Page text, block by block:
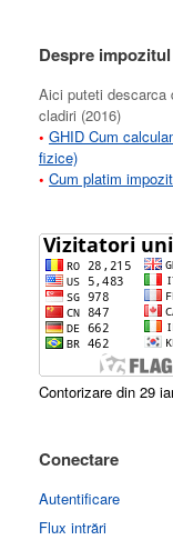
Despre
Aici puteti descarca
cladiri (2016)
• GHID Cum
fizice)
• Cum platim
Contorizare din 29
Conectare
Autentificare
Flux intrări